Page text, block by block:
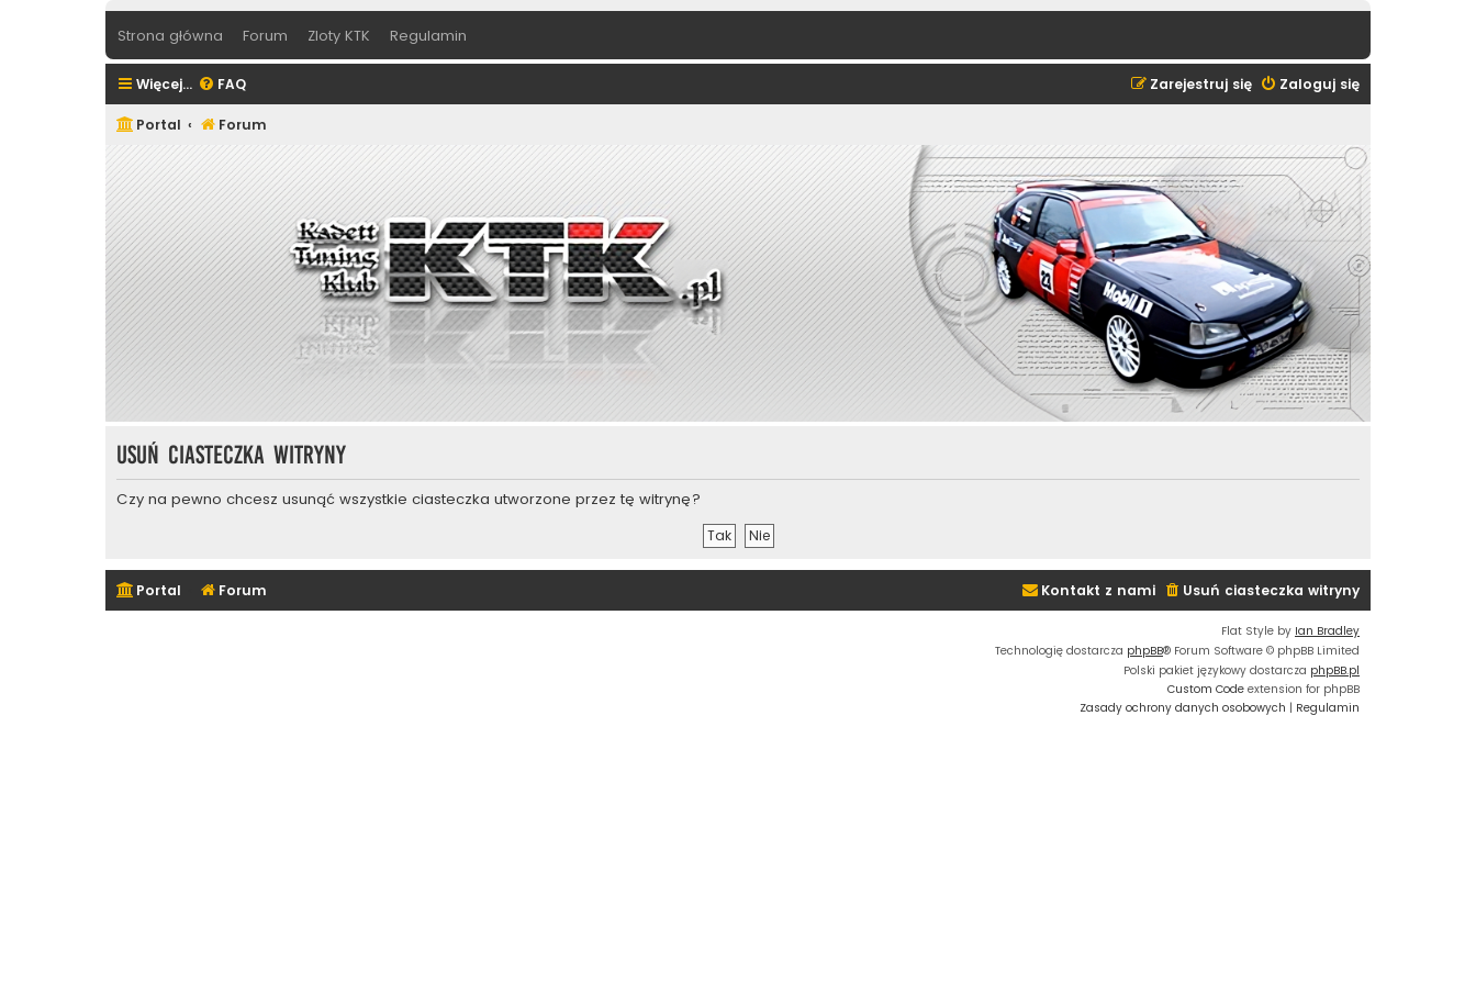
Strona główna Forum Zloty KTK Regulamin
Więcej… FAQ Zaloguj się
Zarejestruj się
Portal Forum
Usuń ciasteczka witryny
Czy na pewno chcesz usunąć wszystkie ciasteczka utworzone przez tę witrynę?
Portal Forum Usuń ciasteczka witryny
Kontakt z nami
Flat Style by Ian Bradley
Technologię dostarcza phpBB® Forum Software © phpBB Limited
Polski pakiet językowy dostarcza phpBB.pl
Custom Code extension for phpBB
Zasady ochrony danych osobowych | Regulamin